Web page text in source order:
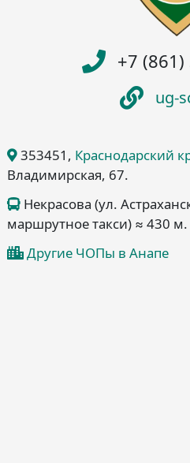
+7
ug-
353451 , Краснодарский
Владимирская, 67.
Некрасова (ул.
маршрутное такси) ≈ 430 м.
Другие ЧОПы в Анапе